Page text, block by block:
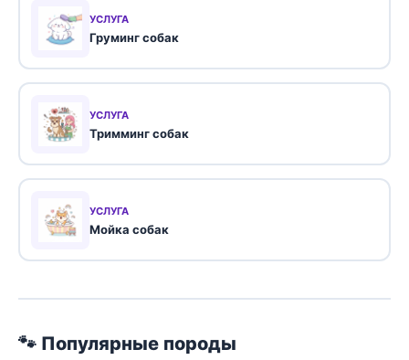
УСЛУГА
Груминг собак
УСЛУГА
Тримминг собак
УСЛУГА
Мойка собак
🐾 Популярные породы